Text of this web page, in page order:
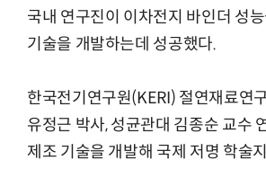
국내 연구진이 이차전지 바인더 성
기술을 개발하는데 성공했다.
한국전기연구원(KERI) 절연재료연
유정근 박사, 성균관대 김종순 교수
제조 기술을 개발해 국제 저명 학술